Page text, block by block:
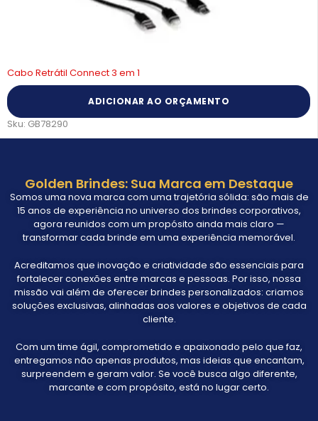
Cabo Retrátil Connect 3 em 1
ADICIONAR AO ORÇAMENTO
Sku: GB78290
Golden Brindes: Sua Marca em Destaque
Somos uma nova marca com uma trajetória sólida: são mais de
15 anos de experiência no universo dos brindes corporativos,
agora reunidos com um propósito ainda mais claro —
transformar cada brinde em uma experiência memorável.
Acreditamos que inovação e criatividade são essenciais para
fortalecer conexões entre marcas e pessoas. Por isso, nossa
missão vai além de oferecer brindes personalizados: criamos
soluções exclusivas, alinhadas aos valores e objetivos de cada
cliente.
Com um time ágil, comprometido e apaixonado pelo que faz,
entregamos não apenas produtos, mas ideias que encantam,
surpreendem e geram valor. Se você busca algo diferente,
marcante e com propósito, está no lugar certo.